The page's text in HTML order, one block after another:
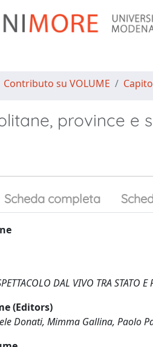
Contributo su VOLUME
province e
Scheda completa
DAL VIVO TRA STATO E
(Editors)
Donati, Mimma Gallina, Paolo